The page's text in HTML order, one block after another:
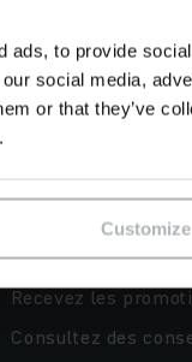
ads, to provide
social media,
or that they’ve
Customize
vous à
Restez informé
Recevez les
Consultez des